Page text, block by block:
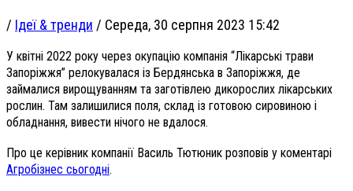
/ Ідеї & тренди / Середа, 30 серпня 2023 15:42
У квітні 2022 року через окупацію компанія “Лікарські трави
Запоріжжя” релокувалася із Бердянська в Запоріжжя, де
займалися вирощуванням та заготівлею дикорослих лікарських
рослин. Там залишилися поля, склад із готовою сировиною і
обладнання, вивести нічого не вдалося.
Про це керівник компанії Василь Тютюник розповів у коментарі
Агробізнес сьогодні.